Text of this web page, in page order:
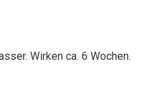
Wirken ca. 6 Wochen.